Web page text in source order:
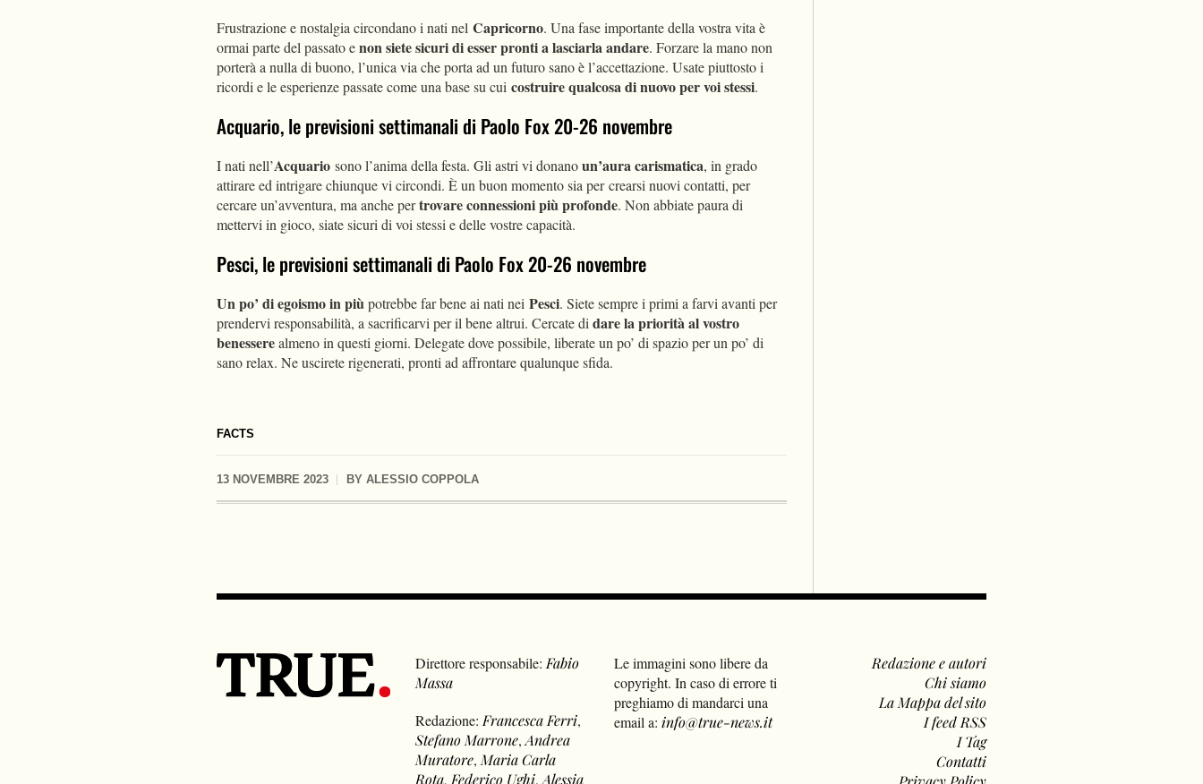
FACTS
13 NOVEMBRE 2023 BY ALESSIO COPPOLA
Frustrazione e nostalgia circondano i nati nel Capricorno. Una fase importante della vostra vita è
ormai parte del passato enon siete sicuri di esser pronti a lasciarla andare. Forzare la mano non
porterà a nulla di buono, l’unica via che porta ad un futuro sano è l’accettazione. Usate piuttosto i
ricordi e le esperienze passate come una base su cui costruire qualcosa di nuovo per voi stessi.
Acquario, le previsioni settimanali di Paolo Fox 20-26 novembre
I nati nell’Acquario sono l’anima della festa. Gli astri vi donanoun’aura carismatica, in grado
attirare ed intrigare chiunque vi circondi. È un buon momento sia per crearsi nuovi contatti, per
cercare un’avventura, ma anche pertrovare connessioni più profonde. Non abbiate paura di
mettervi in gioco, siate sicuri di voi stessi e delle vostre capacità.
Pesci, le previsioni settimanali di Paolo Fox 20-26 novembre
Un po’ di egoismo in piùpotrebbe far bene ai nati nei Pesci. Siete sempre i primi a farvi avanti per
prendervi responsabilità, a sacrificarvi per il bene altrui. Cercate didare la priorità al vostro
benesserealmeno in questi giorni. Delegate dove possibile, liberate un po’ di spazio per un po’ di
sano relax. Ne uscirete rigenerati, pronti ad affrontare qualunque sfida.
Direttore responsabile:Fabio
Massa
Redazione:Francesca Ferri,
Stefano Marrone,Andrea
Muratore,Maria Carla
Rota, Federico Ughi,Alessia
Le immagini sono libere da
copyright. In caso di errore ti
preghiamo di mandarci una
email a: info@true-news.it
Redazione e autori
Chi siamo
La Mappa del sito
I feed RSS
I Tag
Contatti